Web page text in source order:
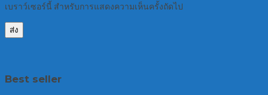
เบราว์เซอร์นี้ สำหรับการแสดงความเห็นครั้งถัดไป
Best seller